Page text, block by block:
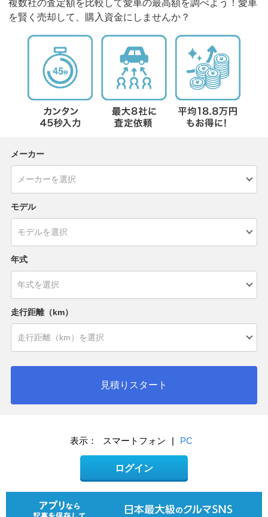
複数社の査定額を比較して愛車の最高額を調べよう！愛車
を賢く売却して、購入資金にしませんか？
メーカー
モデル
年式
走行距離（km）
見積りスタート
表示： スマートフォン | PC
ログイン